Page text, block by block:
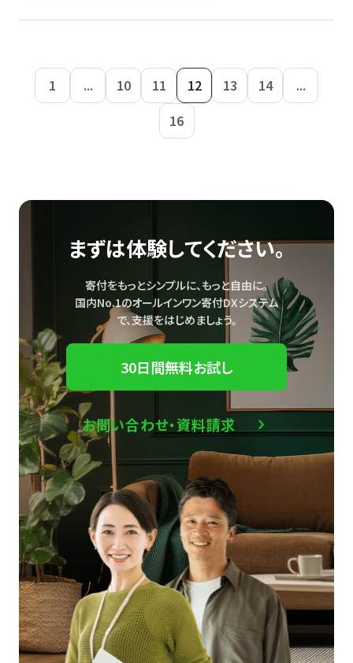
1 ... 10 11 12 13 14
...
16
まずは体験してください。
寄付をもっとシンプルに、もっと自由に。
国内No.1のオールインワン寄付DXシステム
で、支援をはじめましょう。
30日間無料お試し
お問い合わせ・資料請求